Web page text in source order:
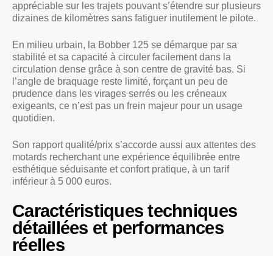
appréciable sur les trajets pouvant s’étendre sur plusieurs
dizaines de kilomètres sans fatiguer inutilement le pilote.
En milieu urbain, la Bobber 125 se démarque par sa
stabilité et sa capacité à circuler facilement dans la
circulation dense grâce à son centre de gravité bas. Si
l’angle de braquage reste limité, forçant un peu de
prudence dans les virages serrés ou les créneaux
exigeants, ce n’est pas un frein majeur pour un usage
quotidien.
Son rapport qualité/prix s’accorde aussi aux attentes des
motards recherchant une expérience équilibrée entre
esthétique séduisante et confort pratique, à un tarif
inférieur à 5 000 euros.
Caractéristiques techniques
détaillées et performances
réelles